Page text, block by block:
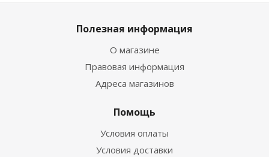
Полезная информация
О магазине
Правовая информация
Адреса магазинов
Помощь
Условия оплаты
Условия доставки